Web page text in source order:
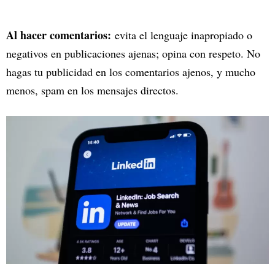
Al hacer comentarios: evita el lenguaje inapropiado o
negativos en publicaciones ajenas; opina con respeto. No
hagas tu publicidad en los comentarios ajenos, y mucho
menos, spam en los mensajes directos.